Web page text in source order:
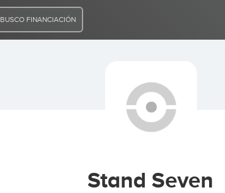
BUSCO FINANCIACIÓN
Stand Seven